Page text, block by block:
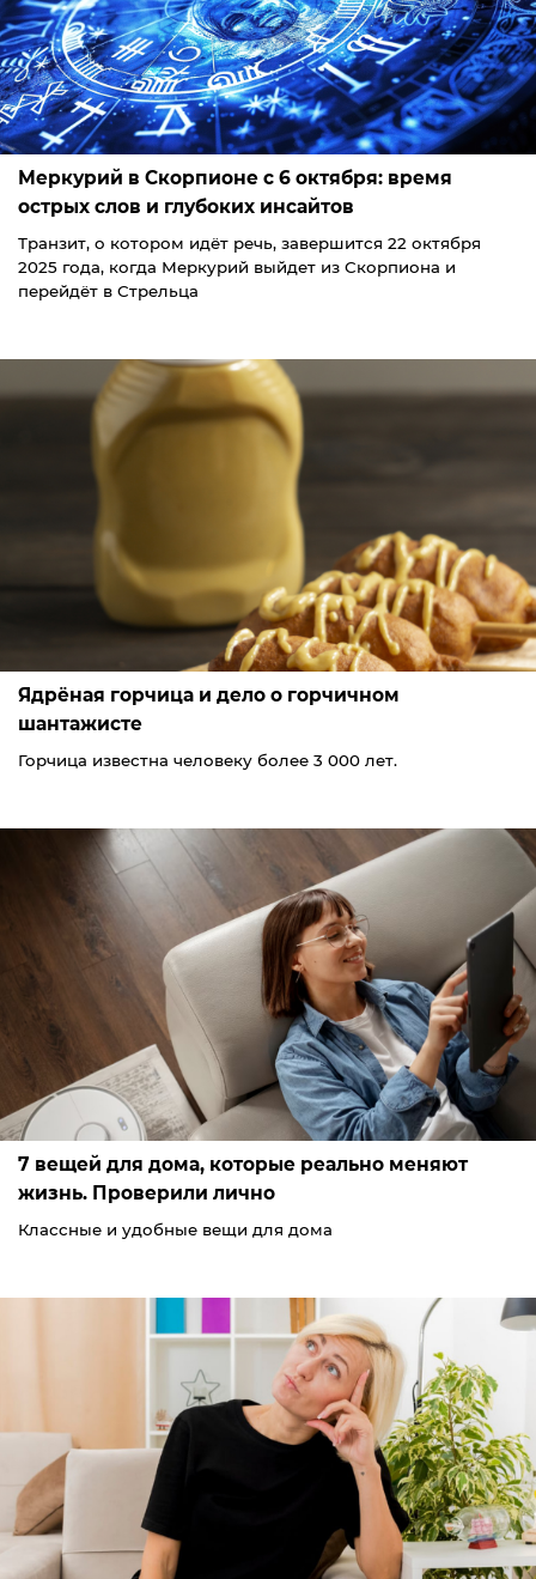
Меркурий в Скорпионе с 6 октября: время
острых слов и глубоких инсайтов
Транзит, о котором идёт речь, завершится 22 октября
2025 года, когда Меркурий выйдет из Скорпиона и
перейдёт в Стрельца
Ядрёная горчица и дело о горчичном
шантажисте
Горчица известна человеку более 3 000 лет.
7 вещей для дома, которые реально меняют
жизнь. Проверили лично
Классные и удобные вещи для дома